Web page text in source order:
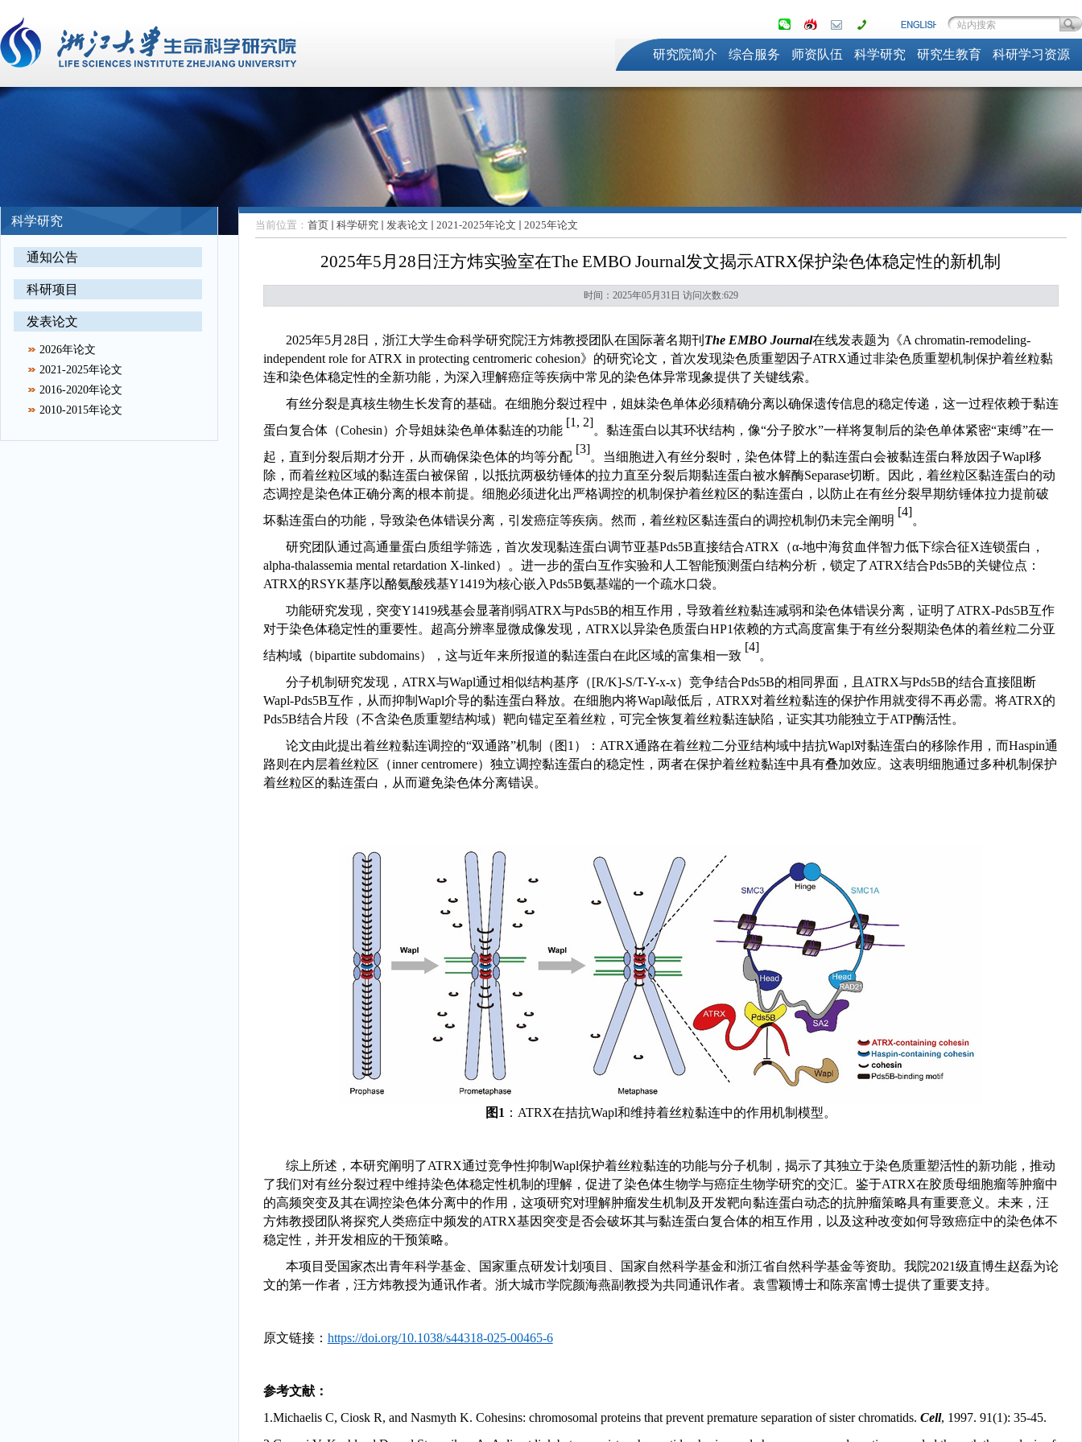
研究院简介 综合服务 师资队伍 科学研究 研究生教育 科研学习资源
科学研究
通知公告
科研项目
发表论文
2026年论文
2021-2025年论文
2016-2020年论文
2010-2015年论文
当前位置： 首页 科学研究 发表论文 2021-2025年论文 2025年论文
2025年5月28日汪方炜实验室在The EMBO Journal发文揭示ATRX保护染色体稳定性的新机制
时间：2025年05月31日 访问次数:629
2025年5月 28日，浙江大学生命科学研究院汪方炜教授团队在国际著名期刊 The EMBO Journal在线发表题为《A chromatin-remodeling-
independent role for ATRX in protecting centromeric cohesion》的研究论文，首次发现染色质重塑因子ATRX通过非染色质重塑机制保护着丝粒黏
连和染色体稳定性的全新功能，为深入理解癌症等疾病中常见的染色体异常现象提供了关键线索。
有丝分裂是真核生物生长发育的基础。在细胞分裂过程中，姐妹染色单体必须精确分离以确保遗传信息的稳定传递，这一过程依赖于黏连
蛋白复合体（Cohesin）介导姐妹染色单体黏连的功能
[1, 2]
。黏连蛋白以其环状结构，像“分子胶水”一样将复制后的染色单体紧密“束缚”在一
起，直到分裂后期才分开，从而确保染色体的均等分配
[3]
。当细胞进入有丝分裂时，染色体臂上的黏连蛋白会被黏连蛋白释放因子Wapl移
除，而着丝粒区域的黏连蛋白被保留，以抵抗两极纺锤体的拉力直至分裂后期黏连蛋白被水解酶Separase切断。因此，着丝粒区黏连蛋白的动
态调控是染色体正确分离的根本前提。细胞必须进化出严格调控的机制保护着丝粒区的黏连蛋白，以防止在有丝分裂早期纺锤体拉力提前破
坏黏连蛋白的功能，导致染色体错误分离，引发癌症等疾病。然而，着丝粒区黏连蛋白的调控机制仍未完全阐明
[4]
。
研究团队通过高通量蛋白质组学筛选，首次发现黏连蛋白调节亚基Pds5B直接结合ATRX （α-地中海贫血伴智力低下综合征X连锁蛋白，
alpha-thalassemia mental retardation X-linked）。进一步的蛋白互作实验和人工智能预测蛋白结构分析，锁定了ATRX结合Pds5B的关键位点：
ATRX的RSYK基序以酪氨酸残基Y1419为核心嵌入Pds5B氨基端的一个疏水口袋。
功能研究发现，突变Y1419残基会显著削弱ATRX与Pds5B的相互作用，导致着丝粒黏连减弱和染色体错误分离，证明了ATRX-Pds5B互作
对于染色体稳定性的重要性。超高分辨率显微成像发现， ATRX 以异染色质蛋白HP1依赖的方式高度富集于有丝分裂期染色体的着丝粒二分亚
结构域（bipartite subdomains），这与近年来所报道的黏连蛋白在此区域的富集相一致
[4]
。
分子机制研究发现，ATRX与Wapl通过相似结构基序（[R/K]-S/T-Y-x-x）竞争结合Pds5B的相同界面，且 ATRX与Pds5B的结合直接阻断
Wapl-Pds5B互作，从而抑制 Wapl介导的黏连蛋白释放。在细胞内将Wapl敲低后， ATRX对着丝粒黏连的保护作用就变得不再必需。将ATRX的
Pds5B结合片段（不含染色质重塑结构域）靶向锚定至着丝粒，可完全恢复着丝粒黏连缺陷，证实其功能独立于ATP酶活性。
论文由此提出着丝粒黏连调控的“双通路”机制（图1 ）： ATRX通路在着丝粒二分亚结构域中拮抗Wapl对黏连蛋白的移除作用，而Haspin通
路则在内层着丝粒区（inner centromere）独立调控黏连蛋白的稳定性，两者在保护着丝粒黏连中具有叠加效应。这表明细胞通过多种机制保护
着丝粒区的黏连蛋白，从而避免染色体分离错误。
图1 ：ATRX在拮抗Wapl和维持着丝粒黏连中的作用机制模型。
综上所述，本研究阐明了ATRX通过竞争性抑制 Wapl保护着丝粒黏连的功能与分子机制，揭示了其独立于染色质重塑活性的新功能，推动
了我们对有丝分裂过程中维持染色体稳定性机制的理解，促进了染色体生物学与癌症生物学研究的交汇。鉴于ATRX在胶质母细胞瘤等肿瘤中
的高频突变及其在调控染色体分离中的作用，这项研究对理解肿瘤发生机制及开发靶向黏连蛋白动态的抗肿瘤策略具有重要意义。未来，汪
方炜教授团队将探究人类癌症中频发的ATRX基因突变是否会破坏其与黏连蛋白复合体的相互作用，以及这种改变如何导致癌症中的染色体不
稳定性，并开发相应的干预策略。
本项目受国家杰出青年科学基金、国家重点研发计划项目、国家自然科学基金和浙江省自然科学基金等资助。我院2021级直博生赵磊为论
文的第一作者，汪方炜教授为通讯作者。浙大城市学院颜海燕副教授为共同通讯作者。袁雪颖博士和陈亲富博士提供了重要支持。
原文链接： https://doi.org/10.1038/s44318-025-00465-6
参考文献：
1.Michaelis C, Ciosk R, and Nasmyth K. Cohesins: chromosomal proteins that prevent premature separation of sister chromatids. Cell, 1997. 91(1): 35-45.